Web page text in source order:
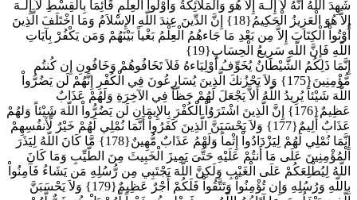
شَهِدَ اللّهُ أَنَّهُ لاَ إِلَـهَ إِلاَّ هُوَ وَالْمَلاَئِكَةُ وَأُوْلُواْ الْعِلْمِ قَآئِمَاً بِالْقِسْطِ لاَ إِلَـهَ
إِلاَّ هُوَ الْعَزِيزُ الْحَكِيمُ{18} إِنَّ الدِّينَ عِندَ اللّهِ الإِسْلاَمُ وَمَا اخْتَلَفَ الَّذِينَ
أُوْتُواْ الْكِتَابَ إِلاَّ مِن بَعْدِ مَا جَاءهُمُ الْعِلْمُ بَغْياً بَيْنَهُمْ وَمَن يَكْفُرْ بِآيَاتِ
اللّهِ فَإِنَّ اللّهِ سَرِيعُ الْحِسَابِ{19}
إِنَّمَا ذَلِكُمُ الشَّيْطَانُ يُخَوِّفُ أَوْلِيَاءهُ فَلاَ تَخَافُوهُمْ وَخَافُونِ إِن كُنتُم
مُّؤْمِنِينَ{175} وَلاَ يَحْزُنكَ الَّذِينَ يُسَارِعُونَ فِي الْكُفْرِ إِنَّهُمْ لَن يَضُرُّواْ
اللّهَ شَيْئاً يُرِيدُ اللّهُ أَلاَّ يَجْعَلَ لَهُمْ حَظّاً فِي الآخِرَةِ وَلَهُمْ عَذَابٌ
عَظِيمٌ{176} إِنَّ الَّذِينَ اشْتَرَوُاْ الْكُفْرَ بِالإِيمَانِ لَن يَضُرُّواْ اللّهَ شَيْئاً وَلهُمْ
عَذَابٌ أَلِيمٌ{177} وَلاَ يَحْسَبَنَّ الَّذِينَ كَفَرُواْ أَنَّمَا نُمْلِي لَهُمْ خَيْرٌ لِّأَنفُسِهِمْ
إِنَّمَا نُمْلِي لَهُمْ لِيَزْدَادُواْ إِثْماً وَلَهْمُ عَذَابٌ مُّهِينٌ{178} مَّا كَانَ اللّهُ لِيَذَرَ
الْمُؤْمِنِينَ عَلَى مَا أَنتُمْ عَلَيْهِ حَتَّىَ يَمِيزَ الْخَبِيثَ مِنَ الطَّيِّبِ وَمَا كَانَ
اللّهُ لِيُطْلِعَكُمْ عَلَى الْغَيْبِ وَلَكِنَّ اللّهَ يَجْتَبِي مِن رُّسُلِهِ مَن يَشَاءُ فَآمِنُواْ
بِاللّهِ وَرُسُلِهِ وَإِن تُؤْمِنُواْ وَتَتَّقُواْ فَلَكُمْ أَجْرٌ عَظِيمٌ{179} وَلاَ يَحْسَبَنَّ